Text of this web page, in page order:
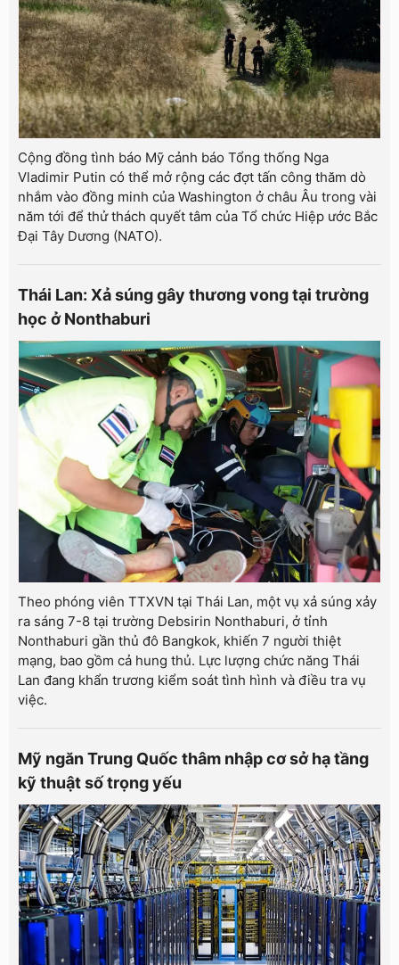
Cộng đồng tình báo Mỹ cảnh báo Tổng thống Nga
Vladimir Putin có thể mở rộng các đợt tấn công thăm dò
nhắm vào đồng minh của Washington ở châu Âu trong vài
năm tới để thử thách quyết tâm của Tổ chức Hiệp ước Bắc
Đại Tây Dương (NATO).
Thái Lan: Xả súng gây thương vong tại trường
học ở Nonthaburi
Theo phóng viên TTXVN tại Thái Lan, một vụ xả súng xảy
ra sáng 7-8 tại trường Debsirin Nonthaburi, ở tỉnh
Nonthaburi gần thủ đô Bangkok, khiến 7 người thiệt
mạng, bao gồm cả hung thủ. Lực lượng chức năng Thái
Lan đang khẩn trương kiểm soát tình hình và điều tra vụ
việc.
Mỹ ngăn Trung Quốc thâm nhập cơ sở hạ tầng
kỹ thuật số trọng yếu